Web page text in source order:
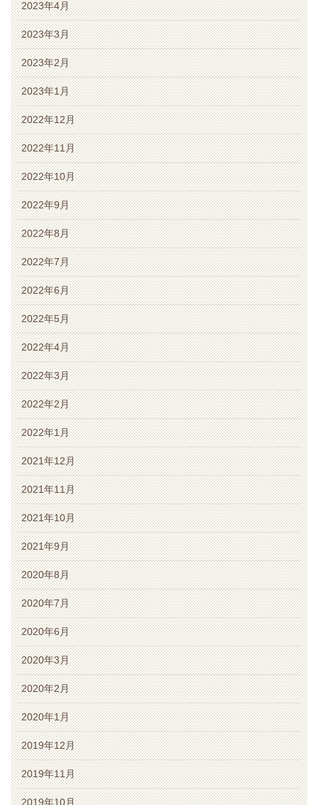
2023年4月
2023年3月
2023年2月
2023年1月
2022年12月
2022年11月
2022年10月
2022年9月
2022年8月
2022年7月
2022年6月
2022年5月
2022年4月
2022年3月
2022年2月
2022年1月
2021年12月
2021年11月
2021年10月
2021年9月
2020年8月
2020年7月
2020年6月
2020年3月
2020年2月
2020年1月
2019年12月
2019年11月
2019年10月